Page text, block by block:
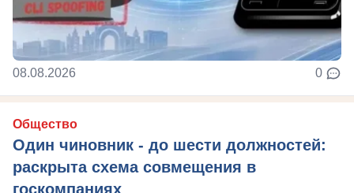
08.08.2026 0
Общество
Один чиновник - до шести должностей:
раскрыта схема совмещения в
госкомпаниях